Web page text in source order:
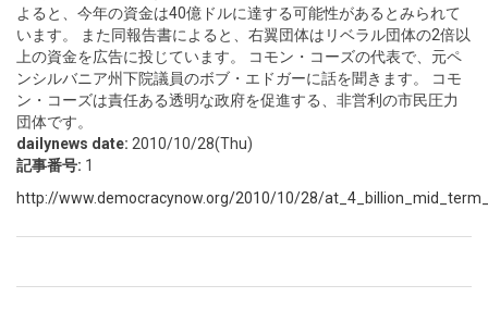
よると、今年の資金は40億ドルに達する可能性があるとみられて
います。 また同報告書によると、右翼団体はリベラル団体の2倍以
上の資金を広告に投じています。 コモン・コーズの代表で、元ペ
ンシルバニア州下院議員のボブ・エドガーに話を聞きます。 コモ
ン・コーズは責任ある透明な政府を促進する、非営利の市民圧力
団体です。
dailynews date: 2010/10/28(Thu)
記事番号: 1
http://www.democracynow.org/2010/10/28/